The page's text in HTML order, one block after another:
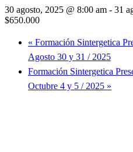
30 agosto, 2025 @ 8:00 am - 31
$650.000
« Formación Sintergetica
Agosto 30 y 31 / 2025
Formación Sintergetica
Octubre 4 y 5 / 2025 »